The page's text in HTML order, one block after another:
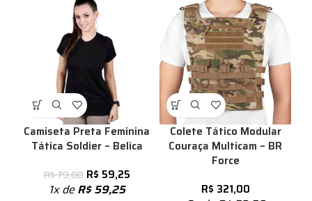
Camiseta Preta Feminina
Tática Soldier – Belica
R$79,00 R$ 59,25
1x deR$59,25
Colete Tático Modular
Couraça Multicam – BR
Force
R$ 321,00